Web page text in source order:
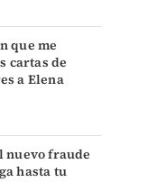
que me
cartas de
a Elena
nuevo fraude
hasta tu